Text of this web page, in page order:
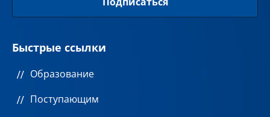
Быстрые ссылки
Образование
Поступающим